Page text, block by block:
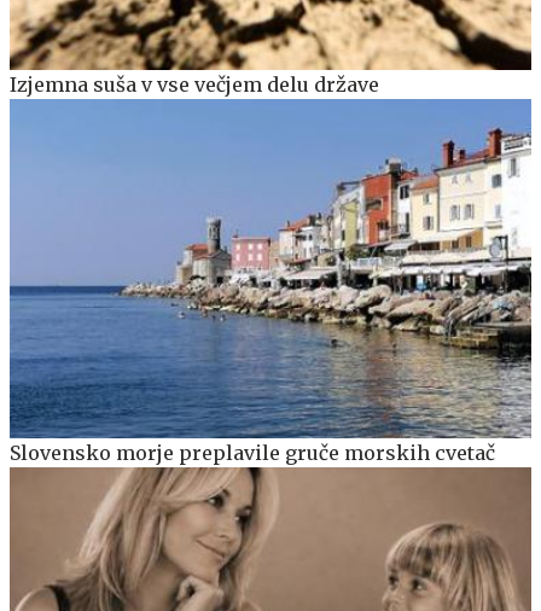
Izjemna suša v vse večjem delu države
Slovensko morje preplavile gruče morskih cvetač